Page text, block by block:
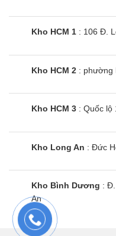
Kho HCM 1 : 106 Đ.
Kho HCM 2 : phường
Kho HCM 3 : Quốc lộ
Kho Long An : Đức
Kho Bình Dương :
An